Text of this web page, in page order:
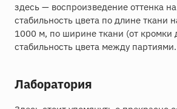
здесь — воспроизведение оттенка
стабильность цвета по длине ткани
1000 м, по ширине ткани (от кромки
стабильность цвета между партиями.
Лаборатория